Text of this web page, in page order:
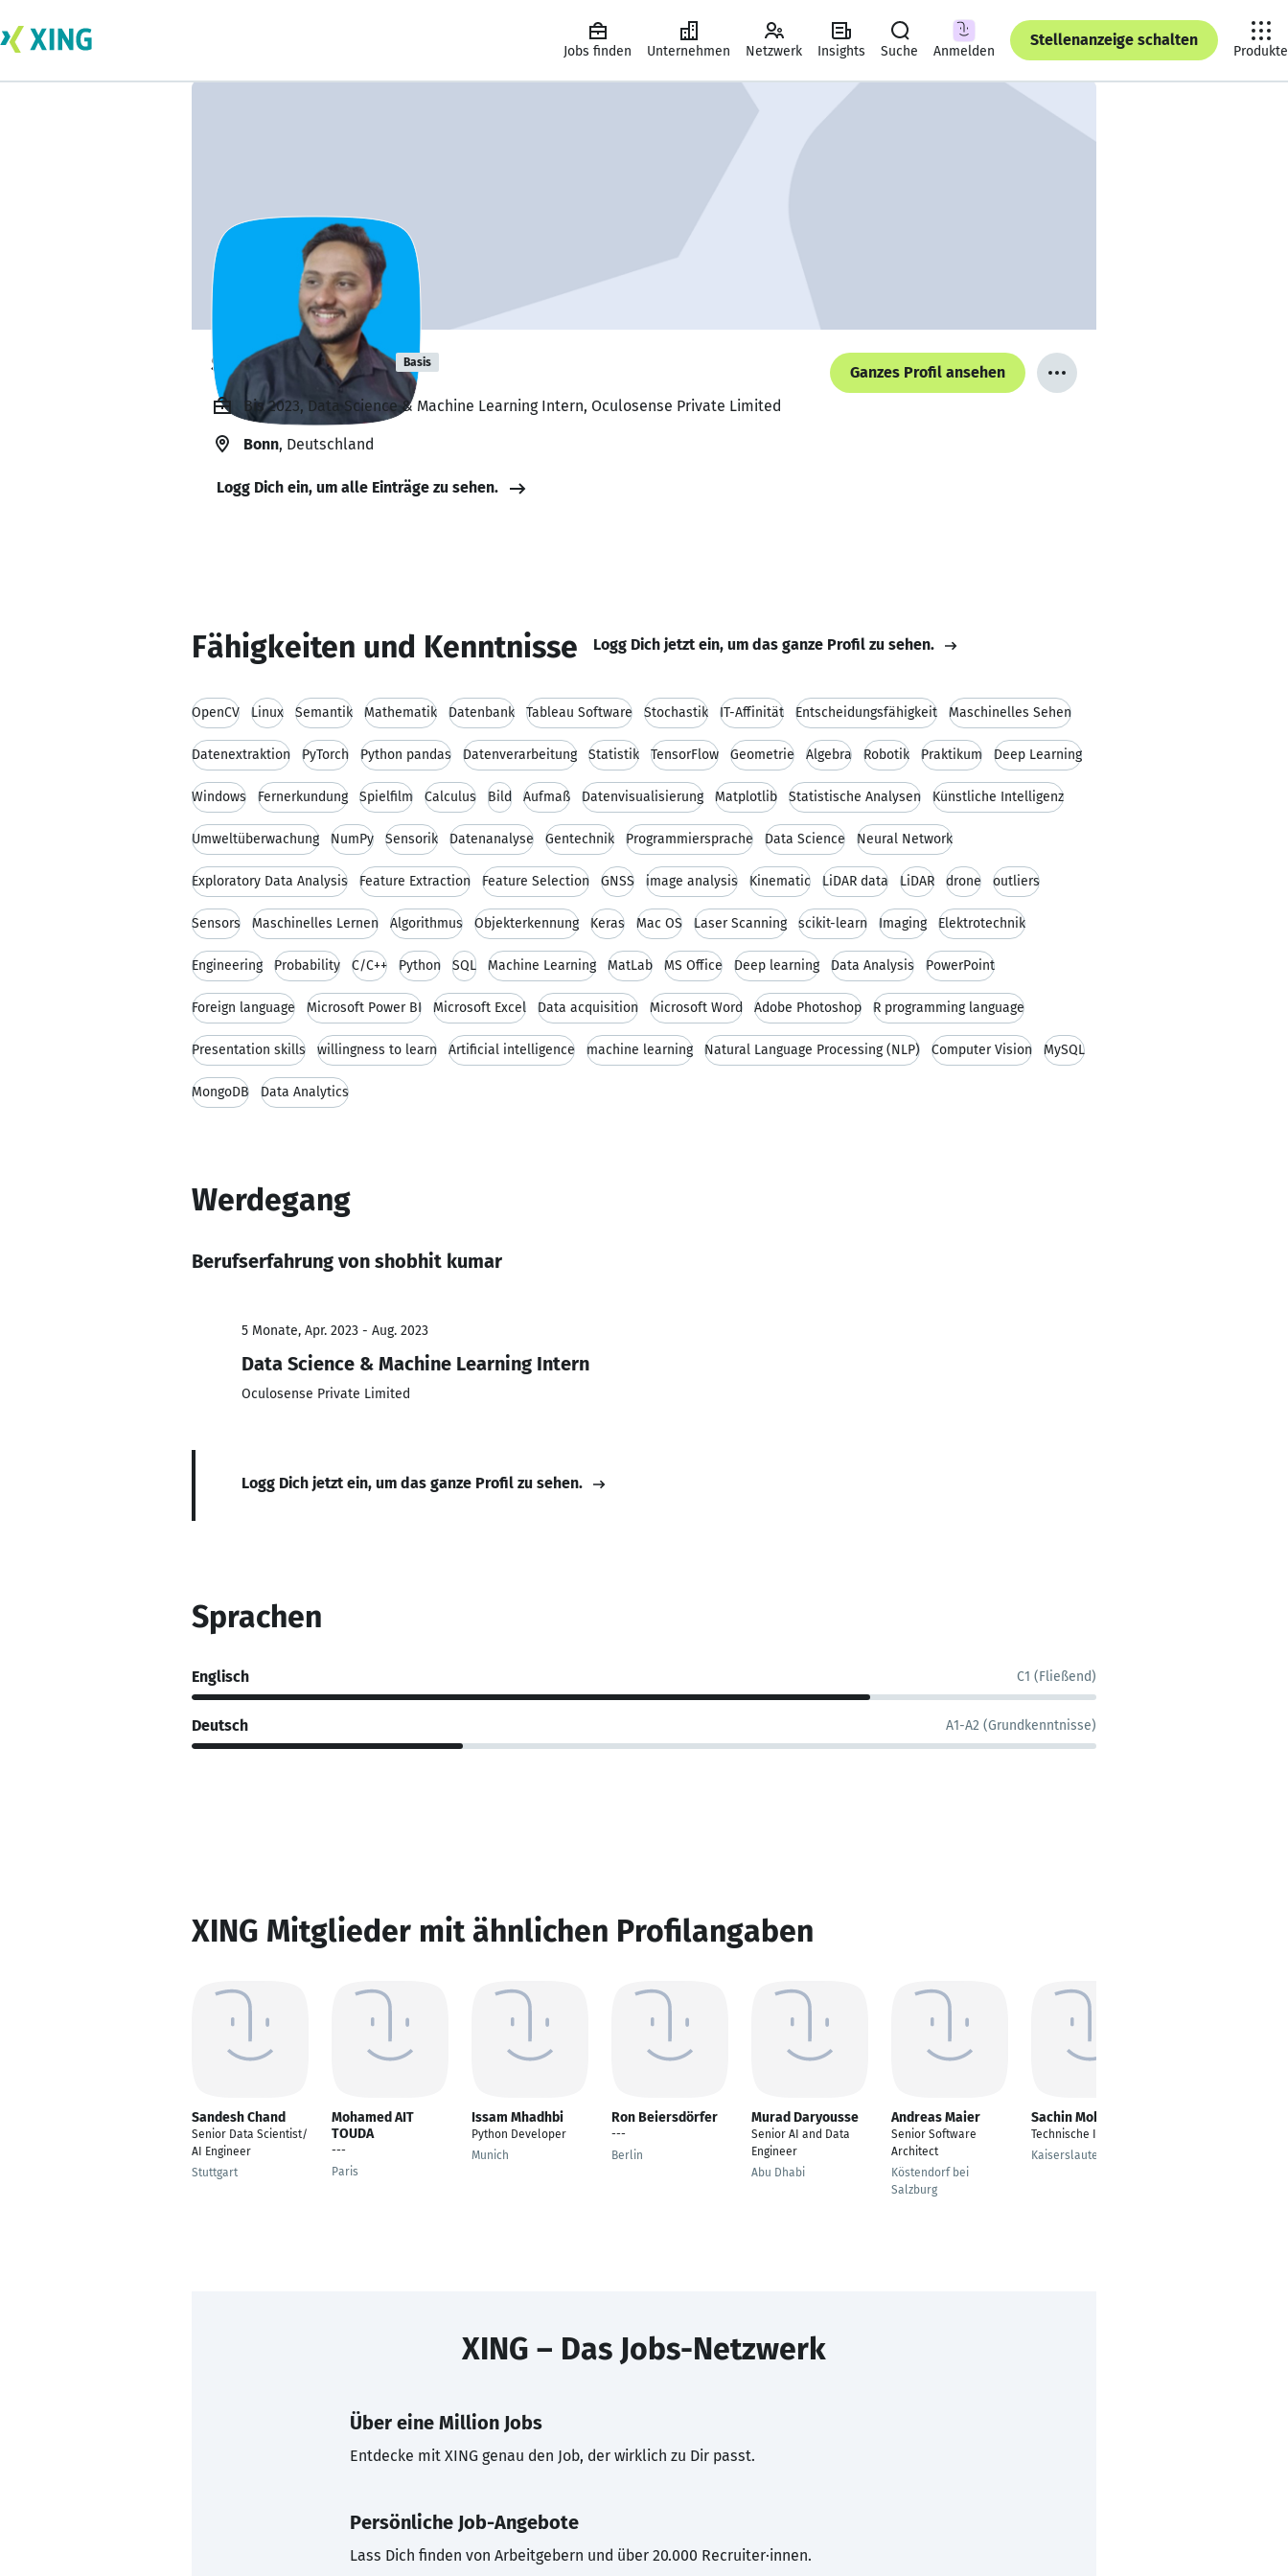
Jobs finden Unternehmen Netzwerk Insights Suche Anmelden
Stellenanzeige schalten
Produkte
shobhit kumar Basis
Ganzes Profil ansehen
Bis 2023, Data Science & Machine Learning Intern, Oculosense Private Limited
Bonn, Deutschland
Logg Dich ein, um alle Einträge zu sehen.
Fähigkeiten und Kenntnisse Logg Dich jetzt ein, um das ganze Profil zu sehen.
OpenCV Linux Semantik Mathematik Datenbank Tableau Software Stochastik IT-Affinität Entscheidungsfähigkeit Maschinelles Sehen
Datenextraktion PyTorch Python pandas Datenverarbeitung Statistik TensorFlow Geometrie Algebra Robotik Praktikum Deep Learning
Windows Fernerkundung Spielfilm Calculus Bild Aufmaß Datenvisualisierung Matplotlib Statistische Analysen Künstliche Intelligenz
Umweltüberwachung NumPy Sensorik Datenanalyse Gentechnik Programmiersprache Data Science Neural Network
Exploratory Data Analysis Feature Extraction Feature Selection GNSS image analysis Kinematic LiDAR data LiDAR drone outliers
Sensors Maschinelles Lernen Algorithmus Objekterkennung Keras Mac OS Laser Scanning scikit-learn Imaging Elektrotechnik
Engineering Probability C/C++ Python SQL Machine Learning MatLab MS Office Deep learning Data Analysis PowerPoint
Foreign language Microsoft Power BI Microsoft Excel Data acquisition Microsoft Word Adobe Photoshop R programming language
Presentation skills willingness to learn Artificial intelligence machine learning Natural Language Processing (NLP) Computer Vision MySQL
MongoDB Data Analytics
Werdegang
Berufserfahrung von shobhit kumar
5 Monate, Apr. 2023 - Aug. 2023
Data Science & Machine Learning Intern
Oculosense Private Limited
Logg Dich jetzt ein, um das ganze Profil zu sehen.
Sprachen
Englisch C1 (Fließend)
Deutsch A1-A2 (Grundkenntnisse)
XING Mitglieder mit ähnlichen Profilangaben
Sandesh Chand
Senior Data Scientist/
AI Engineer
Stuttgart
Mohamed AIT
TOUDA
---
Paris
Issam Mhadhbi
Python Developer
Munich
Ron Beiersdörfer
---
Berlin
Murad Daryousse
Senior AI and Data
Engineer
Abu Dhabi
Andreas Maier
Senior Software
Architect
Köstendorf bei
Salzburg
Sachin Mohan
Technische Informatik
Kaiserslautern
XING – Das Jobs-Netzwerk
Über eine Million Jobs
Entdecke mit XING genau den Job, der wirklich zu Dir passt.
Persönliche Job-Angebote
Lass Dich finden von Arbeitgebern und über 20.000 Recruiter·innen.